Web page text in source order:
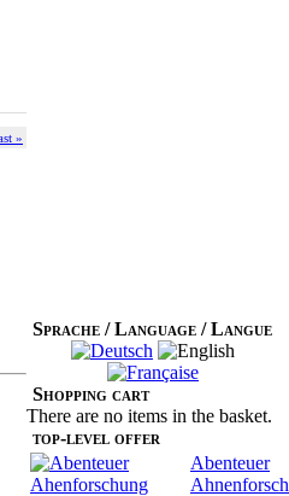
»
Sprache / Language / Langue
Shopping cart
There are no items in the basket.
top-level offer
Abenteuer